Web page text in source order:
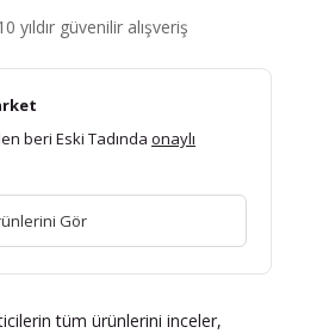
yıldır güvenilir alışveriş
beri Eski Tadında onaylı
Gör
tüm ürünlerini inceler,